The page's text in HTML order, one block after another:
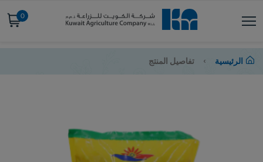
0
الرئيسية تفاصيل المنتج